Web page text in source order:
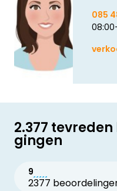
085
2.377
gingen
9
2377